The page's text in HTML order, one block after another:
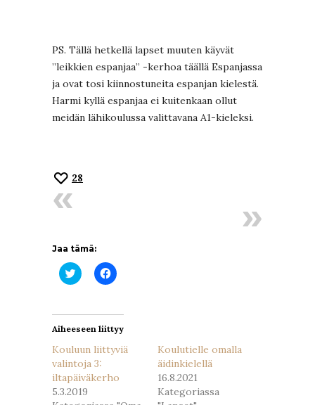
PS. Tällä hetkellä lapset muuten käyvät
”leikkien espanjaa” -kerhoa täällä Espanjassa
ja ovat tosi kiinnostuneita espanjan kielestä.
Harmi kyllä espanjaa ei kuitenkaan ollut
meidän lähikoulussa valittavana A1-kieleksi.
28
Jaa tämä:
Jaa
Twitterissä(Avautuu
Jaa
Facebookissa(Avautuu
Aiheeseen liittyy
Kouluun liittyviä
valintoja 3:
iltapäiväkerho
5.3.2019
Koulutielle omalla
äidinkielellä
16.8.2021
Kategoriassa